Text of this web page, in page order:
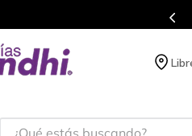
¿Qué estás buscando?